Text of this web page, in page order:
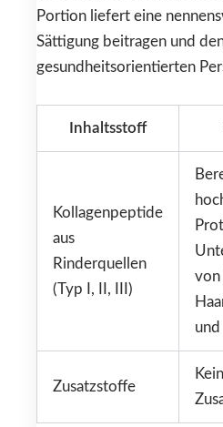
Portion liefert eine
Sättigung beitragen und
gesundheitsorientierten
Inhaltsstoff
Kollagenpeptide
aus
Rinderquellen
(Typ I, II, III)
von
Zusatzstoffe